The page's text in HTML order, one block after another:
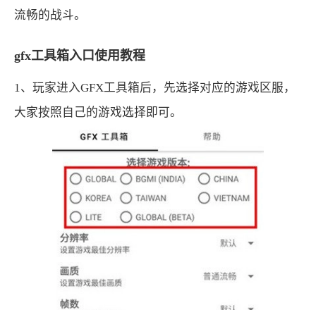
流畅的战斗。
gfx工具箱入口使用教程
1、玩家进入GFX工具箱后，先选择对应的游戏区服，
大家按照自己的游戏选择即可。